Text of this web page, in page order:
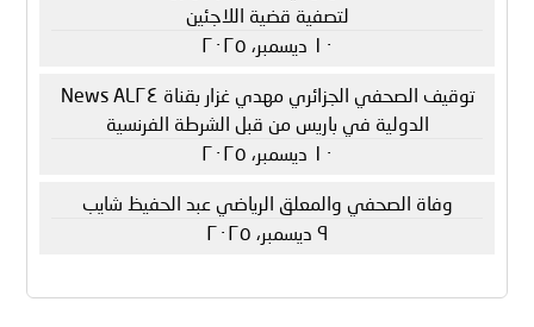
لتصفية قضية اللاجئين
١٠ ديسمبر، ٢٠٢٥
توقيف الصحفي الجزائري مهدي غزار بقناة AL٢٤ News
الدولية في باريس من قبل الشرطة الفرنسية
١٠ ديسمبر، ٢٠٢٥
وفاة الصحفي والمعلق الرياضي عبد الحفيظ شايب
٩ ديسمبر، ٢٠٢٥